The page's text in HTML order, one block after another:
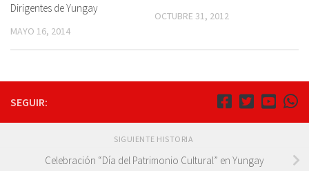
Dirigentes de Yungay
MAYO 16, 2014
OCTUBRE 31, 2012
SEGUIR:
SIGUIENTE HISTORIA
Celebración “Día del Patrimonio Cultural” en Yungay